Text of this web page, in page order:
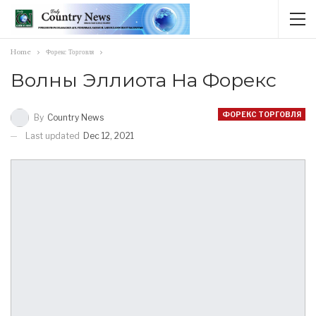
Home Форекс Торговля
Волны Эллиота На Форекс
ФОРЕКС ТОРГОВЛЯ
By Country News
Last updated Dec 12, 2021